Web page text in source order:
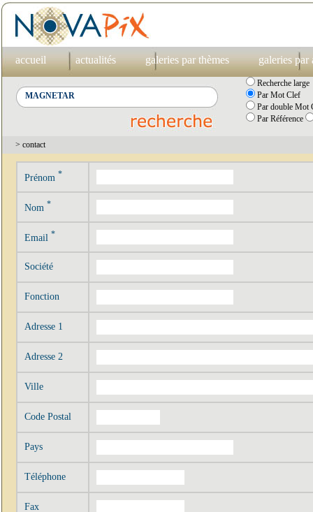
accueil actualités galeries par thèmes galeries par
Recherche large
Par Mot Clef
Par double Mot
Par Référence
> contact
Prénom *
Nom *
Email *
Société
Fonction
Adresse 1
Adresse 2
Ville
Code Postal
Pays
Téléphone
Fax